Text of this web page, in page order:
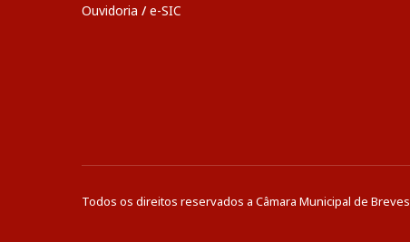
Ouvidoria / e-SIC
Todos os direitos reservados a Câmara Municipal de Breves